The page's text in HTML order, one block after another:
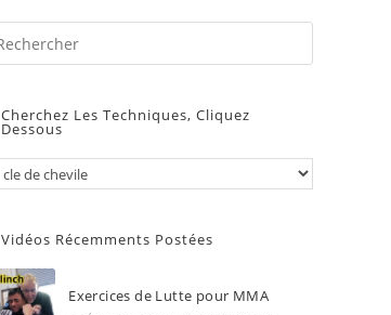
Escape
panel.
Cherchez Les Techniques, Cliquez
Dessous
Vidéos Récemments Postées
Exercices de Lutte pour MMA